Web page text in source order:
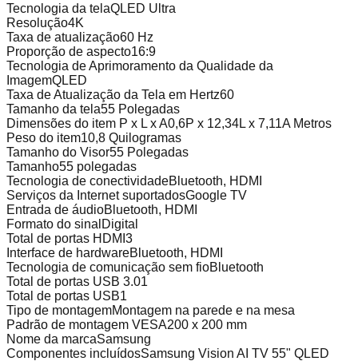
Tecnologia da telaQLED Ultra
Resolução4K
Taxa de atualização60 Hz
Proporção de aspecto16:9
Tecnologia de Aprimoramento da Qualidade da
ImagemQLED
Taxa de Atualização da Tela em Hertz60
Tamanho da tela55 Polegadas
Dimensões do item P x L x A0,6P x 12,34L x 7,11A Metros
Peso do item10,8 Quilogramas
Tamanho do Visor55 Polegadas
Tamanho55 polegadas
Tecnologia de conectividadeBluetooth, HDMI
Serviços da Internet suportadosGoogle TV
Entrada de áudioBluetooth, HDMI
Formato do sinal Digital
Total de portas HDMI 3
Interface de hardwareBluetooth, HDMI
Tecnologia de comunicação sem fioBluetooth
Total de portas USB 3.01
Total de portas USB1
Tipo de montagemMontagem na parede e na mesa
Padrão de montagem VESA200 x 200 mm
Nome da marcaSamsung
Componentes incluídosSamsung Vision AI TV 55" QLED